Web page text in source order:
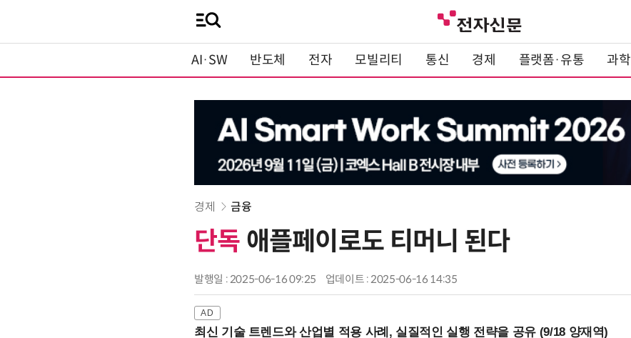
AI·SW 반도체 전자 모빌리티 통신 경제 플랫폼·유통 과학
경제 금융
단독 애플페이로도 티머니 된다
발행일 : 2025-06-16 09:25 업데이트 : 2025-06-16 14:35
최신 기술 트렌드와 산업별 적용 사례, 실질적인 실행 전략을 공유 (9/18 양재역)